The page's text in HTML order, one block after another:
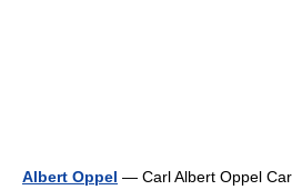
Albert Oppel — Carl Albert Oppel